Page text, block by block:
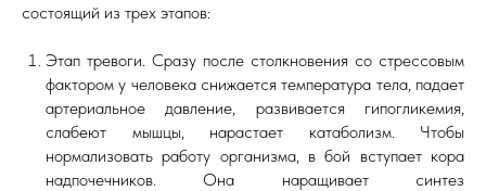
состоящий из трех этапов:
Этап тревоги. Сразу после столкновения со стрессовым
фактором у человека снижается температура тела, падает
артериальное давление, развивается гипогликемия,
слабеют мышцы, нарастает катаболизм. Чтобы
нормализовать работу организма, в бой вступает кора
надпочечников. Она наращивает синтез